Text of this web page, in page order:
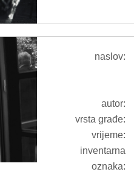
naslov:
autor:
vrsta građe:
vrijeme:
inventarna
oznaka: